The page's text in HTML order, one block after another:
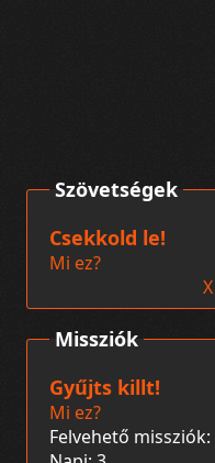
Missziók
Gyűjts killt!
Mi ez?
Felvehető missziók:
Szövetségek
Csekkold le!
Mi ez?
X